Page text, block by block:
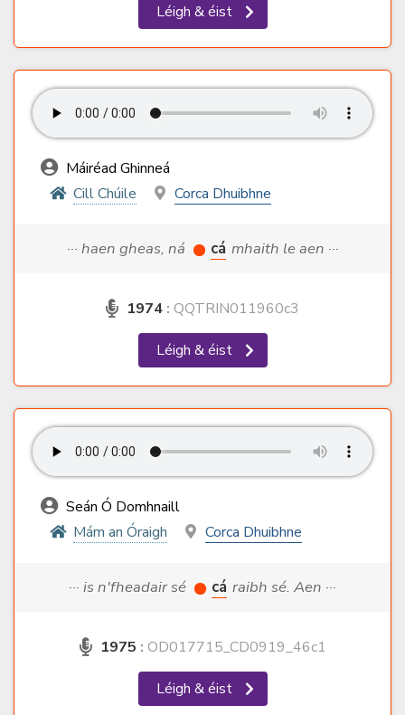
Léigh & éist
Máiréad Ghinneá
Cill Chúile
Corca Dhuibhne
··· haen gheas, ná cá mhaith le aen ···
1974 : QQTRIN011960c3
Léigh & éist
Seán Ó Domhnaill
Mám an Óraigh
Corca Dhuibhne
··· is n'fheadair sé cá raibh sé. Aen ···
1975 : OD017715_CD0919_46c1
Léigh & éist